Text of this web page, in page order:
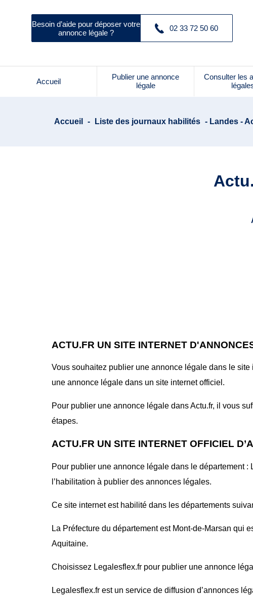
Besoin d’aide pour déposer votre
annonce légale ?
02 33 72 50 60
Accueil
Publier une annonce
légale
Consulter les
Accueil - Liste des journaux habilités - Landes -
ACTU.FR UN SITE INTERNET
Vous souhaitez publier une annonce légale dans le
une annonce légale dans un site internet officiel.
Pour publier une annonce légale dans Actu.fr, il vous
étapes.
ACTU.FR UN SITE INTERNET OFFICIEL
Pour publier une annonce légale dans le département
l’habilitation à publier des annonces légales.
Ce site internet est habilité dans les départements
La Préfecture du département est Mont-de-Marsan qui
Aquitaine.
Choisissez Legalesflex.fr pour publier une annonce
Legalesflex.fr est un service de diffusion d’annonces